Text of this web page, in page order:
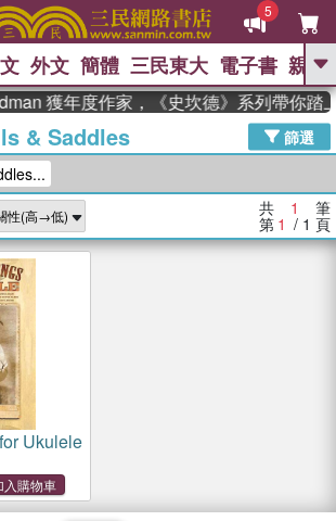
5
GO
熱搜： 東野圭吾 高希均教授回憶錄
、 The Odyssey 、 父親節 、 花開錦
李登輝時代 、 數學女孩：黎曼猜想
、
如果歷史是一
群喵 、 臺灣漫遊錄
外文 簡體 三民東大 電子書 親子
獲年度作家，《史坎德》系列帶你踏
& Saddles
篩選
共 1 筆
第 1 / 1 頁
Ukulele